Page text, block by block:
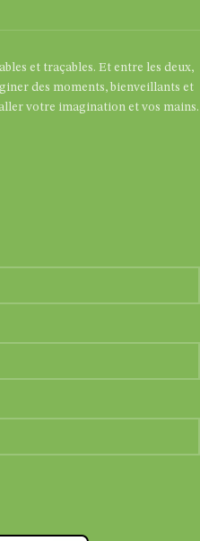
et traçables. Et entre les deux,
des moments, bienveillants et
votre imagination et vos mains.